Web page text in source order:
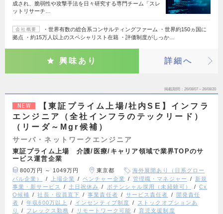
成され、脆弱性や攻撃手法を日々研究する専門チーム「スレ
ットリサーチ…
会社概要
・世界有数の総合系コンサルティングファーム ・世界約150ヵ国に
拠点 ・約15万人以上のスペシャリスト在籍 ・評価制度がしっか…
興味あり 詳細へ
掲載期間 26/08/07～26/08/20
NEW
【東証プライム上場/社内SE】インフラ
エンジニア（全社インフラのテックリード）
（リーダ～Mgr候補）
サーバ・ネットワークエンジニア
東証プライム上場 介護/医療/キャリア領域で業界TOPのサ
ービス運営企業
800万円 ～ 1049万円 東京都
海外展開あり（日系グロー
バル企業）
上場企業 ベンチャー企業 管理職・マネジャー
新規
事業・新サービス
土日祝休み ポテンシャル採用（未経験可）
Cx
O候補
社長・役員直下 事業責任者 サービス責任者
開発責任
者
年収600万以上 インセンティブ制度
ストックオプションあ
り
フレックス勤務 リモートワーク可能 育児支援制度